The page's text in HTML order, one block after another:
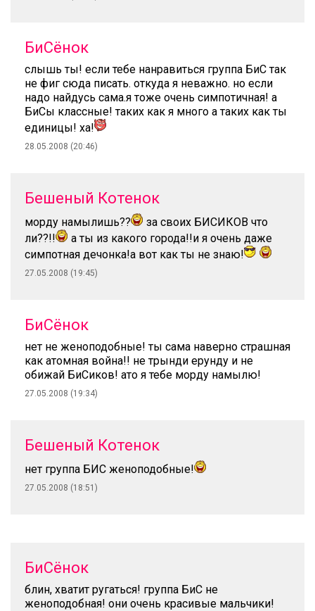
БиСёнок
слышь ты! если тебе нанравиться группа БиС так
не фиг сюда писать. откуда я неважно. но если
надо найдусь сама.я тоже очень симпотичная! а
БиСы классные! таких как я много а таких как ты
единицы! ха!
28.05.2008 (20:46)
Бешеный Котенок
морду намылишь??
за своих БИСИКОВ что
ли??!!
а ты из какого города!!и я очень даже
симпотная дечонка!а вот как ты не знаю!
27.05.2008 (19:45)
БиСёнок
нет не женоподобные! ты сама наверно страшная
как атомная война!! не трынди ерунду и не
обижай БиСиков! ато я тебе морду намылю!
27.05.2008 (19:34)
Бешеный Котенок
нет группа БИС женоподобные!
27.05.2008 (18:51)
БиСёнок
блин, хватит ругаться! группа БиС не
женоподобная! они очень красивые мальчики!